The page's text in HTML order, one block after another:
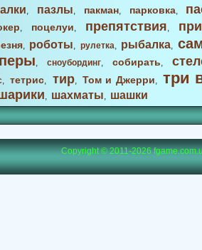
, пазлы, пакман, парковка,
, поцелуи, препятствия,
, роботы, рулетка, рыбалка,
, сноубординг, собирать,
,тетрис, тир,Том и Джерри, три
, шахматы, шашки
Copyright © 2011-2026